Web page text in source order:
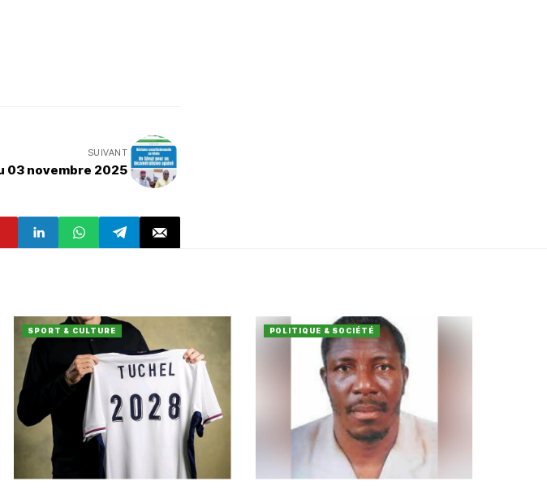
SUIVANT
03 novembre 2025
SPORT & CULTURE POLITIQUE & SOCIÉTÉ